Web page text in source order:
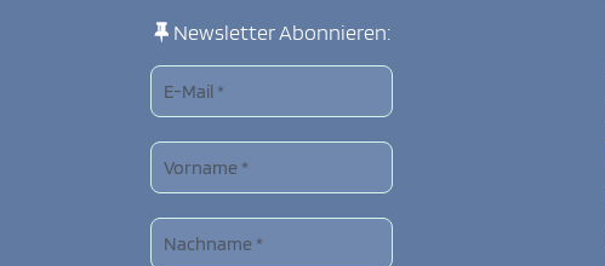
Newsletter Abonnieren: